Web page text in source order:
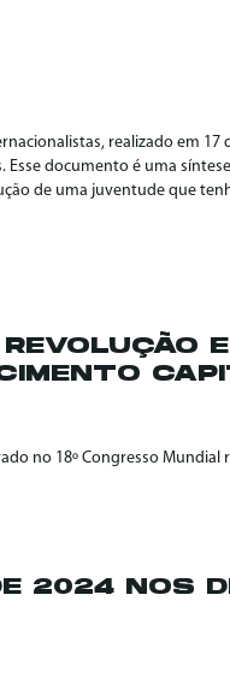
realizado em 17
documento é uma
de uma juventude que
no 18º Congresso Mundial
2024 NOS